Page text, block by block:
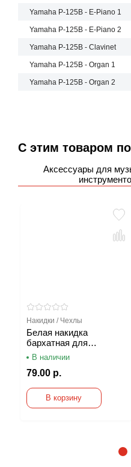
Yamaha P-125B - E-Piano 1
Yamaha P-125B - E-Piano 2
Yamaha P-125B - Clavinet
Yamaha P-125B - Organ 1
Yamaha P-125B - Organ 2
С этим товаром
Аксессуары для музыкальных
Накидки / Чехлы
Белая накидка
бархатная для
цифровых пианино
Pianoby
В наличии
79.00 р.
В корзину
1